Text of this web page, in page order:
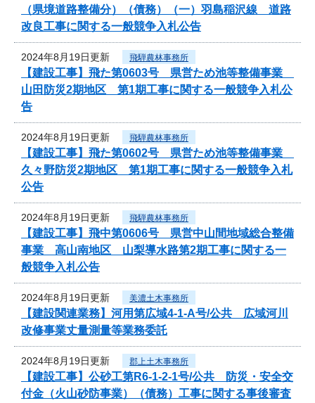
（県境道路整備分）（債務）（一）羽島稲沢線 道路
改良工事に関する一般競争入札公告
2024年8月19日更新 飛騨農林事務所
【建設工事】飛た第0603号 県営ため池等整備事業
山田防災2期地区 第1期工事に関する一般競争入札公
告
2024年8月19日更新 飛騨農林事務所
【建設工事】飛た第0602号 県営ため池等整備事業
久々野防災2期地区 第1期工事に関する一般競争入札
公告
2024年8月19日更新 飛騨農林事務所
【建設工事】飛中第0606号 県営中山間地域総合整備
事業 高山南地区 山梨導水路第2期工事に関する一
般競争入札公告
2024年8月19日更新 美濃土木事務所
【建設関連業務】河用第広域4-1-A号/公共 広域河川
改修事業丈量測量等業務委託
2024年8月19日更新 郡上土木事務所
【建設工事】公砂工第R6-1-2-1号/公共 防災・安全交
付金（火山砂防事業）（債務）工事に関する事後審査